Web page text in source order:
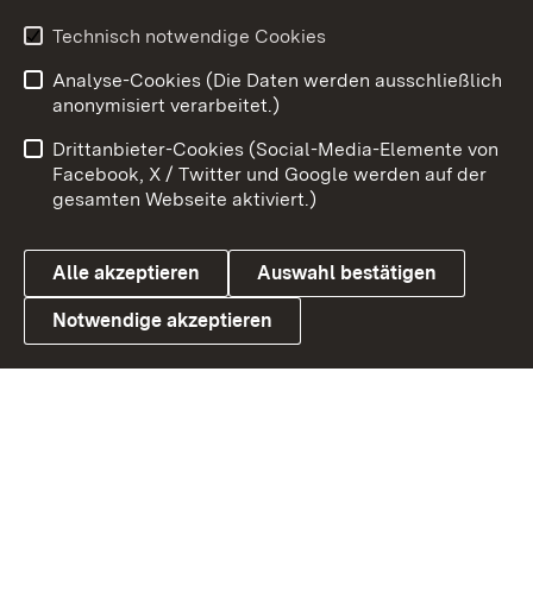
Link zum Landesportal
Impressum
Kontakt
Barrierefreiheit
Datenschutz
Cookies
Technisch notwendige Cookies
Analyse-Cookies (Die Daten werden ausschließlich
anonymisiert verarbeitet.)
Drittanbieter-Cookies (Social-Media-Elemente von
Facebook, X / Twitter und Google werden auf der
gesamten Webseite aktiviert.)
Alle akzeptieren Auswahl bestätigen
Notwendige akzeptieren